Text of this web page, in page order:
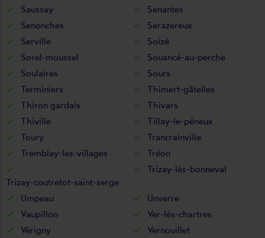
Saussay
Senantes
Senonches
Serazereux
Serville
Soizé
Sorel-moussel
Souancé-au-perche
Soulaires
Sours
Terminiers
Thimert-gâtelles
Thiron gardais
Thivars
Thiville
Tillay-le-péneux
Toury
Trancrainville
Tremblay-les-villages
Tréon
Trizay-coutretot-saint-serge
Trizay-lès-bonneval
Umpeau
Unverre
Vaupillon
Ver-lès-chartres
Vérigny
Vernouillet